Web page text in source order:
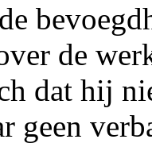
de
dat hij
geen